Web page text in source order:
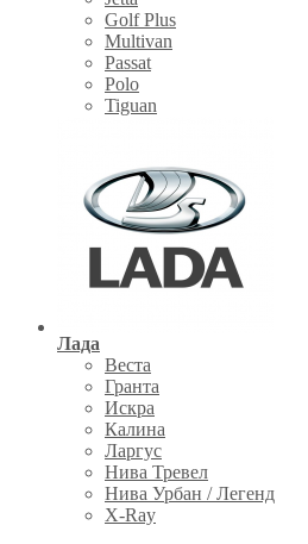
Golf Plus
Multivan
Passat
Polo
Tiguan
Лада
Веста
Гранта
Искра
Калина
Ларгус
Нива Тревел
Нива Урбан / Легенд
X-Ray